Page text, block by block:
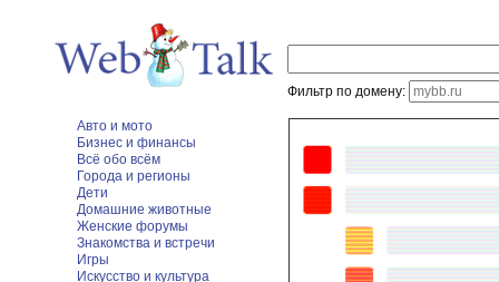
Фильтр по домену:
Авто и мото
Бизнес и финансы
Всё обо всём
Города и регионы
Дети
Домашние животные
Женские форумы
Знакомства и встречи
Игры
Искусство и культура